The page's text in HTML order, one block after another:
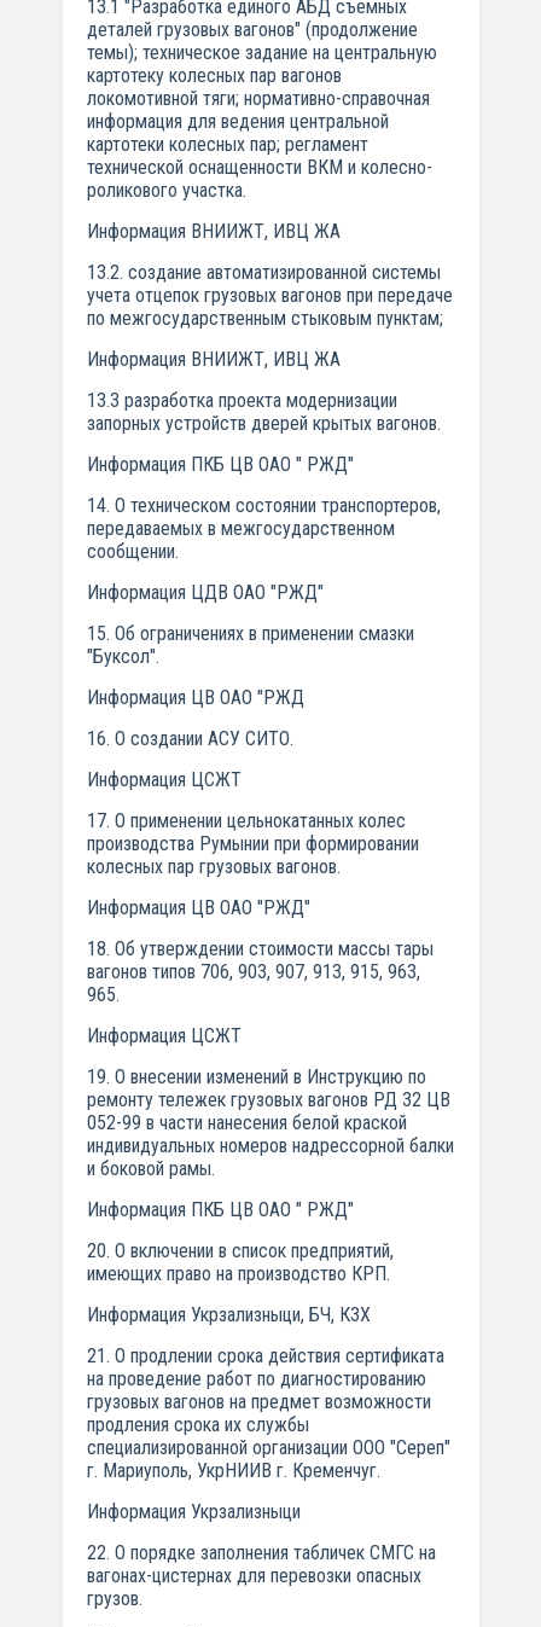
13.1 "Разработка единого АБД съемных
деталей грузовых вагонов" (продолжение
темы); техническое задание на центральную
картотеку колесных пар вагонов
локомотивной тяги; нормативно-справочная
информация для ведения центральной
картотеки колесных пар; регламент
технической оснащенности ВКМ и колесно-
роликового участка.
Информация ВНИИЖТ, ИВЦ ЖА
13.2. создание автоматизированной системы
учета отцепок грузовых вагонов при передаче
по межгосударственным стыковым пунктам;
Информация ВНИИЖТ, ИВЦ ЖА
13.3 разработка проекта модернизации
запорных устройств дверей крытых вагонов.
Информация ПКБ ЦВ ОАО " РЖД"
14. О техническом состоянии транспортеров,
передаваемых в межгосударственном
сообщении.
Информация ЦДВ ОАО "РЖД"
15. Об ограничениях в применении смазки
"Буксол".
Информация ЦВ ОАО "РЖД
16. О создании АСУ СИТО.
Информация ЦСЖТ
17. О применении цельнокатанных колес
производства Румынии при формировании
колесных пар грузовых вагонов.
Информация ЦВ ОАО "РЖД"
18. Об утверждении стоимости массы тары
вагонов типов 706, 903, 907, 913, 915, 963,
965.
Информация ЦСЖТ
19. О внесении изменений в Инструкцию по
ремонту тележек грузовых вагонов РД 32 ЦВ
052-99 в части нанесения белой краской
индивидуальных номеров надрессорной балки
и боковой рамы.
Информация ПКБ ЦВ ОАО " РЖД"
20. О включении в список предприятий,
имеющих право на производство КРП.
Информация Укрзализныци, БЧ, КЗХ
21. О продлении срока действия сертификата
на проведение работ по диагностированию
грузовых вагонов на предмет возможности
продления срока их службы
специализированной организации ООО "Сереп"
г. Мариуполь, УкрНИИВ г. Кременчуг.
Информация Укрзализныци
22. О порядке заполнения табличек СМГС на
вагонах-цистернах для перевозки опасных
грузов.